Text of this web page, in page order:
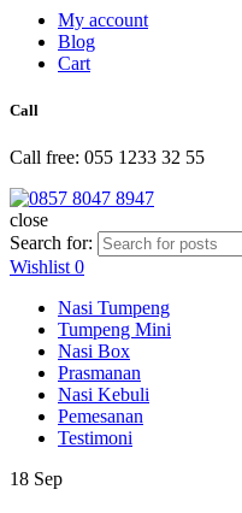
My account
Blog
Cart
Call
Call free: 055 1233 32 55
close
Search for:
Wishlist 0
Nasi Tumpeng
Tumpeng Mini
Nasi Box
Prasmanan
Nasi Kebuli
Pemesanan
Testimoni
18 Sep